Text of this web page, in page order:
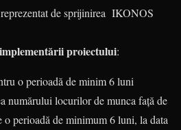
de sprijinirea IKONOS
proiectului:
o perioadă de minim 6 luni
numărului locurilor de munca față de
o perioadă de minimum 6 luni, la data